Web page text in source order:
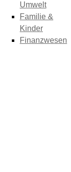
Umwelt
Familie &
Kinder
Finanzwesen